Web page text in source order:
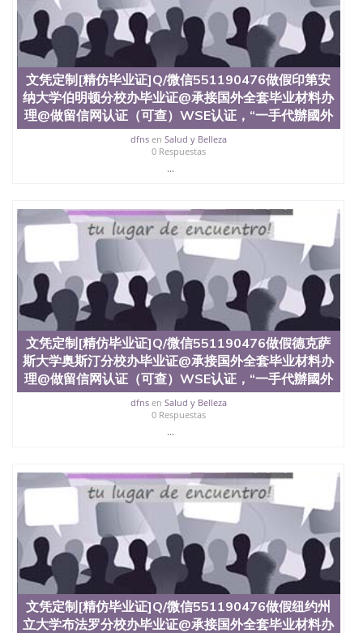
文凭定制[精仿毕业证]Q/微信551190476做假印第安
纳大学伯明顿分校办毕业证@承接国外全套毕业材料办
理@做留信网认证（可查）WSE认证，“一手代辦國外
dfnsen Salud y Belleza
0 Respuestas
...
文凭定制[精仿毕业证]Q/微信551190476做假德克萨
斯大学奥斯汀分校办毕业证@承接国外全套毕业材料办
理@做留信网认证（可查）WSE认证，“一手代辦國外
dfnsen Salud y Belleza
0 Respuestas
...
文凭定制[精仿毕业证]Q/微信551190476做假纽约州
立大学布法罗分校办毕业证@承接国外全套毕业材料办